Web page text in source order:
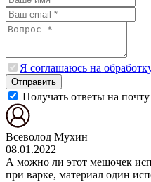
Я соглашаюсь на
Отправить
Получать ответы на почту
Всеволод Мухин
08.01.2022
А можно ли этот мешочек
при варке, материал один